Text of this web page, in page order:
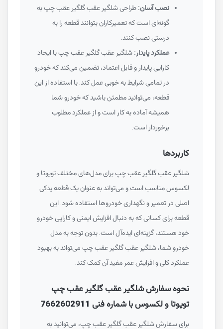
نصب آسان:طراحی شلگیر عقب گلگیر عقب چپ به
گونه‌ای است که تعمیرکاران بتوانند قطعه را به
درستی نصب کنند.
عملکرد پایدار:شلگیر عقب گلگیر عقب چپ با ایجاد
کارایی پایدار و قابل اعتماد، تضمین می‌کند که خودرو
در تمامی شرایط به خوبی عمل کند. با استفاده از این
قطعه، می‌توانید مطمئن باشید که خودرو شما
همیشه آماده به کار است و از عملکرد مطلوب
برخوردار است.
کاربردها
شلگیر عقب گلگیر عقب چپ برای مدل‌های مختلف تویوتا و
لکسوس مناسب است و می‌تواند به عنوان یک قطعه یدکی
اصلی در تعمیر و نگهداری خودروها استفاده شود. این
قطعه برای کسانی که به دنبال افزایش ایمنی و کارایی خودرو
خود هستند، گزینه‌ای ایده‌آل است. بدون توجه به مدل
خودرو شما، شلگیر عقب گلگیر عقب چپ می‌تواند به بهبود
عملکرد کلی و افزایش عمر مفید آن کمک کند.
نحوه سفارش شلگیر عقب گلگیر عقب چپ
تویوتا و لکسوس با شماره فنی 7662602911
برای سفارش شلگیر عقب گلگیر عقب چپ، می‌توانید به